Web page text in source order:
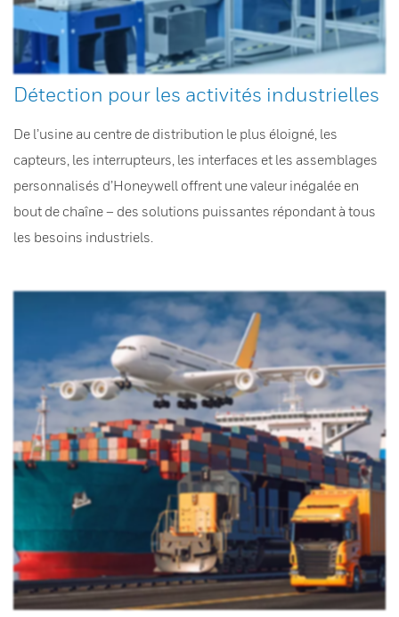
Détection pour les activités industrielles
De l’usine au centre de distribution le plus éloigné, les
capteurs, les interrupteurs, les interfaces et les assemblages
personnalisés d’Honeywell offrent une valeur inégalée en
bout de chaîne – des solutions puissantes répondant à tous
les besoins industriels.